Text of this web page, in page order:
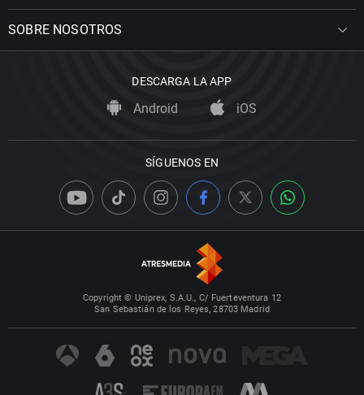
SOBRE NOSOTROS
DESCARGA LA APP
Android iOS
SÍGUENOS EN
Copyright © Uniprex, S.A.U., C/ Fuerteventura 12
San Sebastián de los Reyes, 28703 Madrid